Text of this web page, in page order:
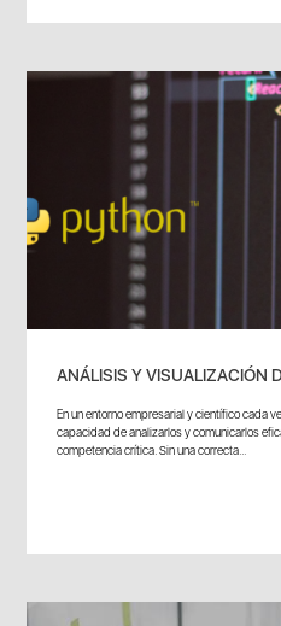
ANÁLISIS Y VISUALIZACIÓN
En un entorno empresarial y científico cada
capacidad de analizarlos y comunicarlos
competencia crítica. Sin una correcta...